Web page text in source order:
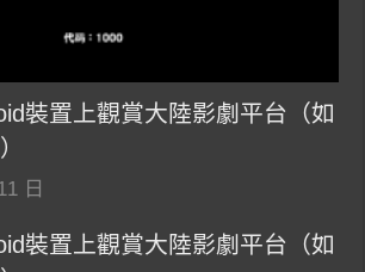
裝置上觀賞大陸影劇平台（如
日
裝置上觀賞大陸影劇平台（如